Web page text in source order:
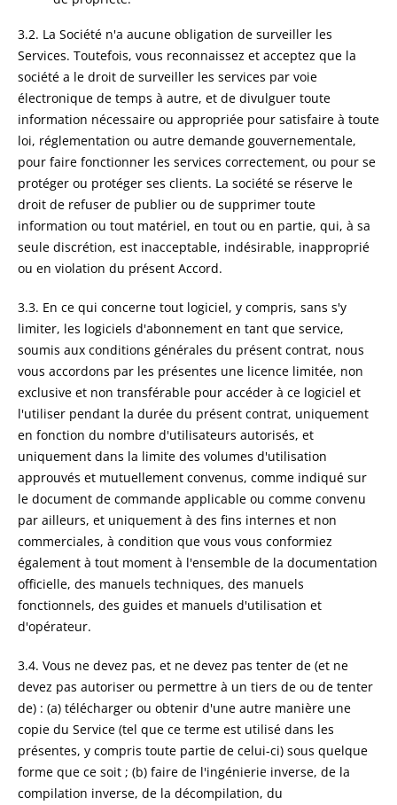
3.2. La Société n'a aucune obligation de surveiller les
Services. Toutefois, vous reconnaissez et acceptez que la
société a le droit de surveiller les services par voie
électronique de temps à autre, et de divulguer toute
information nécessaire ou appropriée pour satisfaire à toute
loi, réglementation ou autre demande gouvernementale,
pour faire fonctionner les services correctement, ou pour se
protéger ou protéger ses clients. La société se réserve le
droit de refuser de publier ou de supprimer toute
information ou tout matériel, en tout ou en partie, qui, à sa
seule discrétion, est inacceptable, indésirable, inapproprié
ou en violation du présent Accord.
3.3. En ce qui concerne tout logiciel, y compris, sans s'y
limiter, les logiciels d'abonnement en tant que service,
soumis aux conditions générales du présent contrat, nous
vous accordons par les présentes une licence limitée, non
exclusive et non transférable pour accéder à ce logiciel et
l'utiliser pendant la durée du présent contrat, uniquement
en fonction du nombre d'utilisateurs autorisés, et
uniquement dans la limite des volumes d'utilisation
approuvés et mutuellement convenus, comme indiqué sur
le document de commande applicable ou comme convenu
par ailleurs, et uniquement à des fins internes et non
commerciales, à condition que vous vous conformiez
également à tout moment à l'ensemble de la documentation
officielle, des manuels techniques, des manuels
fonctionnels, des guides et manuels d'utilisation et
d'opérateur.
3.4. Vous ne devez pas, et ne devez pas tenter de (et ne
devez pas autoriser ou permettre à un tiers de ou de tenter
de) : (a) télécharger ou obtenir d'une autre manière une
copie du Service (tel que ce terme est utilisé dans les
présentes, y compris toute partie de celui-ci) sous quelque
forme que ce soit ; (b) faire de l'ingénierie inverse, de la
compilation inverse, de la décompilation, du